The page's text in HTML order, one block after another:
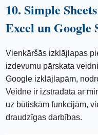
10. Simple
Excel un Google
Vienkāršās izklājlapas
izdevumu pārskata
Google izklājlapām,
Veidne ir izstrādāta ar
uz būtiskām funkcijām,
draudzīgas darbības.